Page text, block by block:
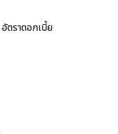
ตราดอกเบี้ย